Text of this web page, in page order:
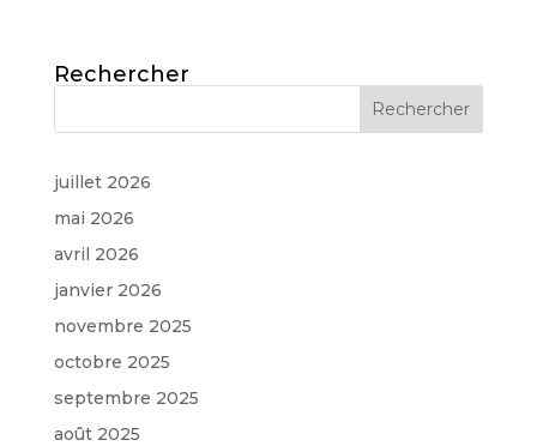
Rechercher
juillet 2026
mai 2026
avril 2026
janvier 2026
novembre 2025
octobre 2025
septembre 2025
août 2025